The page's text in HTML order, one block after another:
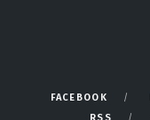
FACEBOOK
RSS